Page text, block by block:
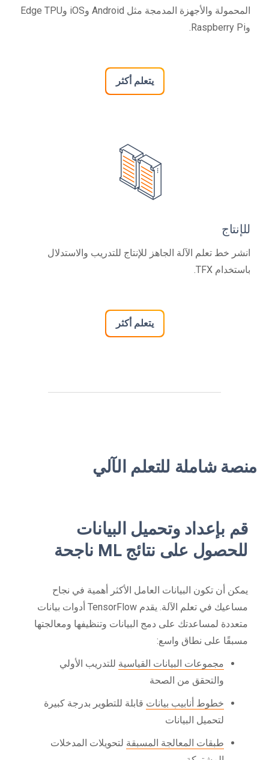
المحمولة والأجهزة المدمجة مثل Android وiOS وEdge TPU
وRaspberry Pi.
يتعلم أكثر
للإنتاج
انشر خط تعلم الآلة الجاهز للإنتاج للتدريب والاستدلال
باستخدام TFX.
يتعلم أكثر
منصة شاملة للتعلم الآلي
قم بإعداد وتحميل البيانات
للحصول على نتائج ML ناجحة
يمكن أن تكون البيانات العامل الأكثر أهمية في نجاح
مساعيك في تعلم الآلة. يقدم TensorFlow أدوات بيانات
متعددة لمساعدتك على دمج البيانات وتنظيفها ومعالجتها
مسبقًا على نطاق واسع:
مجموعات البيانات القياسية للتدريب الأولي
والتحقق من الصحة
خطوط أنابيب بيانات قابلة للتطوير بدرجة كبيرة
لتحميل البيانات
طبقات المعالجة المسبقة لتحويلات المدخلات